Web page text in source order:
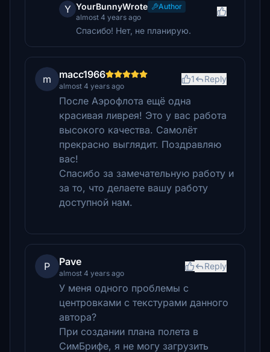
Y YourBunnyWrote
Author
almost 4 years ago
Спасибо! Нет, не планирую.
m macc1966
almost 4 years ago
1 Reply
После Аэрофлота ещё одна
красивая ливрея! Это у вас работа
высокого качества. Самолёт
прекрасно выглядит. Поздравляю
вас!
Спасибо за замечательную работу и
за то, что делаете вашу работу
доступной нам.
P Pave
almost 4 years ago
Reply
У меня одного проблемы с
центровками с текстурами данного
автора?
При создании плана полета в
СимБрифе, я не могу загрузить